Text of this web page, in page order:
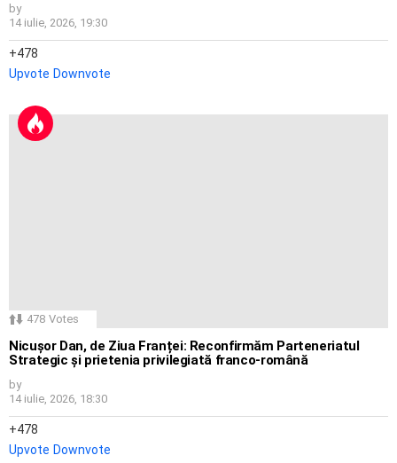
by
14 iulie, 2026, 19:30
478
Upvote Downvote
478 Votes
Nicușor Dan, de Ziua Franței: Reconfirmăm Parteneriatul
Strategic și prietenia privilegiată franco-română
by
14 iulie, 2026, 18:30
478
Upvote Downvote